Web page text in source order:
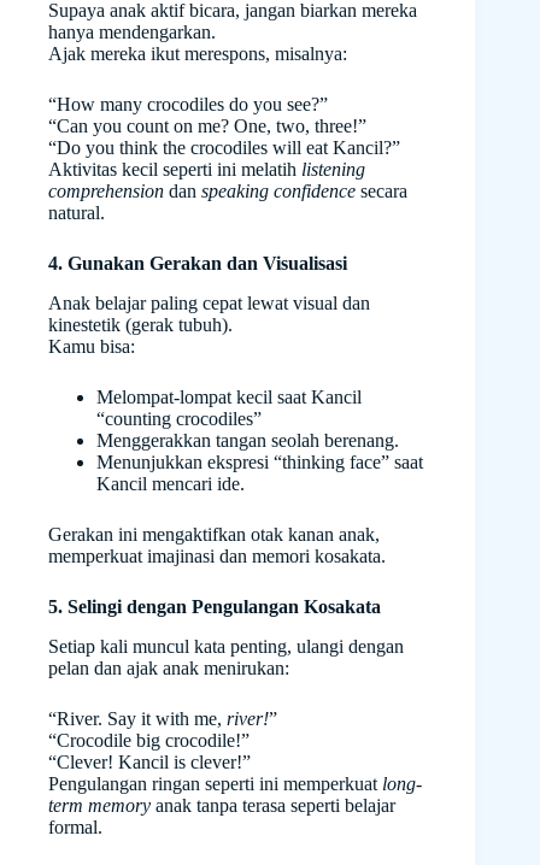
Supaya anak aktif bicara, jangan biarkan mereka
hanya mendengarkan.
Ajak mereka ikut merespons, misalnya:
“How many crocodiles do you see?”
“Can you count on me? One, two, three!”
“Do you think the crocodiles will eat Kancil?”
Aktivitas kecil seperti ini melatih listening
comprehension dan speaking confidence secara
natural.
4. Gunakan Gerakan dan Visualisasi
Anak belajar paling cepat lewat visual dan
kinestetik (gerak tubuh).
Kamu bisa:
Melompat-lompat kecil saat Kancil
“counting crocodiles”
Menggerakkan tangan seolah berenang.
Menunjukkan ekspresi “thinking face” saat
Kancil mencari ide.
Gerakan ini mengaktifkan otak kanan anak,
memperkuat imajinasi dan memori kosakata.
5. Selingi dengan Pengulangan Kosakata
Setiap kali muncul kata penting, ulangi dengan
pelan dan ajak anak menirukan:
“River. Say it with me, river!”
“Crocodile big crocodile!”
“Clever! Kancil is clever!”
Pengulangan ringan seperti ini memperkuat long-
term memory anak tanpa terasa seperti belajar
formal.